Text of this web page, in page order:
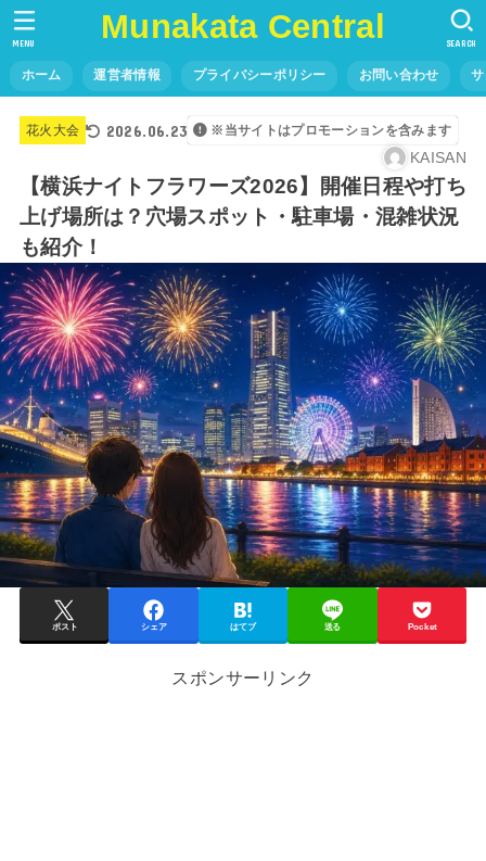
Munakata Central
ホーム 運営者情報 プライバシーポリシー お問い合わせ
SEARCH
MENU
花火大会 2026.06.23 ※当サイトはプロモーションを含みます
KAISAN
【横浜ナイトフラワーズ2026】開催日程や打ち
上げ場所は？穴場スポット・駐車場・混雑状況
も紹介！
ポスト シェア はてブ 送る Pocket
スポンサーリンク